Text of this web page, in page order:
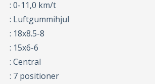
: 0-11,0 km/t
: Luftgummihjul
: 18x8.5-8
: 15x6-6
: Central
: 7 positioner